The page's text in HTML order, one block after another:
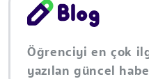
Öğrenciyi en çok
yazılan güncel